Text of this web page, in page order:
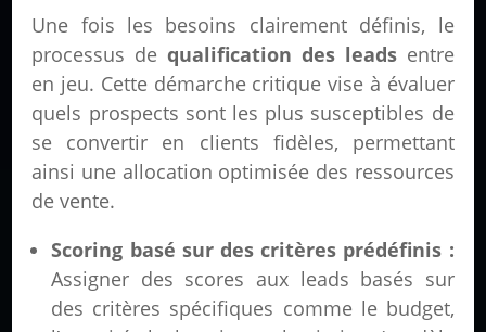
Une fois les besoins clairement définis, le
processus dequalification des leadsentre
en jeu. Cette démarche critique vise à évaluer
quels prospects sont les plus susceptibles de
se convertir en clients fidèles, permettant
ainsi une allocation optimisée des ressources
de vente.
Scoring basé sur des critères prédéfinis :
Assigner des scores aux leads basés sur
des critères spécifiques comme le budget,